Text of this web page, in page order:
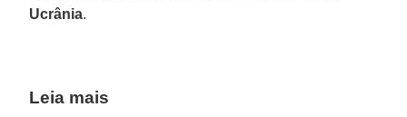
Ucrânia.
Leia mais